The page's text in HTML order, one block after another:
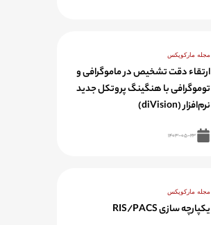
مجله مارکوپکس
ارتقاء دقت تشخیص در ماموگرافی و
توموگرافی با هنگینگ پروتکل جدید
نرم‌افزار (diVision)
مجله مارکوپکس
یکپارچه سازی RIS/PACS